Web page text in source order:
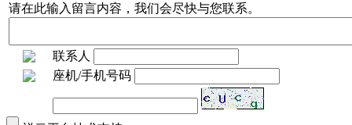
请在此输入留言内容，我们会尽快与您联系。
联系人
座机/手机号码